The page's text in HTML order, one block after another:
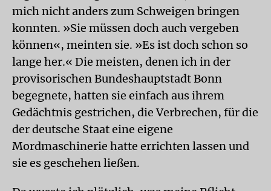
mich nicht anders zum Schweigen bringen
konnten. »Sie müssen doch auch vergeben
können«, meinten sie. »Es ist doch schon so
lange her.« Die meisten, denen ich in der
provisorischen Bundeshauptstadt Bonn
begegnete, hatten sie einfach aus ihrem
Gedächtnis gestrichen, die Verbrechen, für die
der deutsche Staat eine eigene
Mordmaschinerie hatte errichten lassen und
sie es geschehen ließen.